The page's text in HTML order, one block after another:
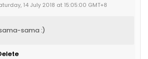
14 July 2018 at 15:05:00 GMT+8
sama :)